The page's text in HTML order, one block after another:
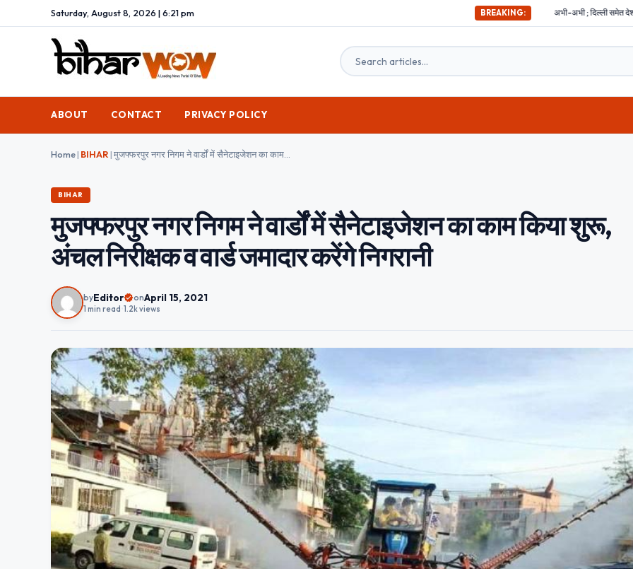
Saturday, August 8, 2026 | 6:21 pm BREAKING:
अभी-अभी ; दिल्ली समेत देश के इन हिस्सों में महसूस किए
ABOUT CONTACT PRIVACY POLICY
Home| BIHAR|
BIHAR
मुजफ्फरपुर नगर निगम ने वार्डों में सैनेटाइजेशन का काम किया शुरू,
अंचल निरीक्षक व वार्ड जमादार करेंगे निगरानी
byEditor onApril 15, 2021
1 min read 1.2k views